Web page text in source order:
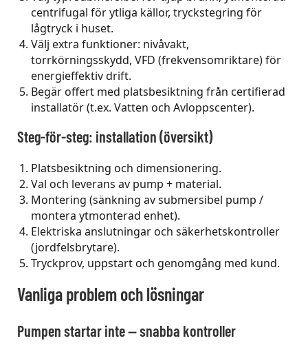
centrifugal för ytliga källor, tryckstegring för
lågtryck i huset.
Välj extra funktioner: nivåvakt,
torrkörningsskydd, VFD (frekvensomriktare) för
energieffektiv drift.
Begär offert med platsbesiktning från certifierad
installatör (t.ex. Vatten och Avloppscenter).
Steg-för-steg: installation (översikt)
Platsbesiktning och dimensionering.
Val och leverans av pump + material.
Montering (sänkning av submersibel pump /
montera ytmonterad enhet).
Elektriska anslutningar och säkerhetskontroller
(jordfelsbrytare).
Tryckprov, uppstart och genomgång med kund.
Vanliga problem och lösningar
Pumpen startar inte — snabba kontroller